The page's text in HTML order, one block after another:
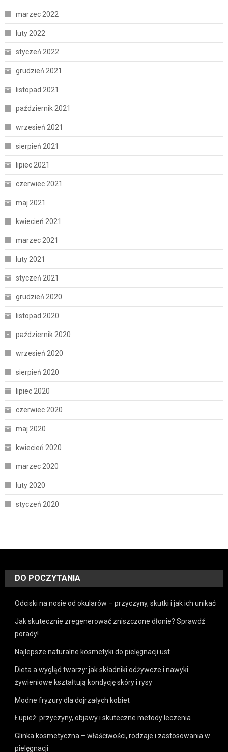
marzec 2022
luty 2022
styczeń 2022
grudzień 2021
listopad 2021
październik 2021
wrzesień 2021
sierpień 2021
lipiec 2021
czerwiec 2021
maj 2021
kwiecień 2021
marzec 2021
luty 2021
styczeń 2021
grudzień 2020
listopad 2020
październik 2020
wrzesień 2020
sierpień 2020
lipiec 2020
czerwiec 2020
maj 2020
kwiecień 2020
marzec 2020
luty 2020
styczeń 2020
DO POCZYTANIA
Odciski na nosie od okularów – przyczyny, skutki i jak ich unikać
Jak skutecznie zregenerować zniszczone dłonie? Sprawdź
porady!
Najlepsze naturalne kosmetyki do pielęgnacji ust
Dieta a wygląd twarzy: jak składniki odżywcze i nawyki
żywieniowe kształtują kondycję skóry i rysy
Modne fryzury dla dojrzałych kobiet
Łupież: przyczyny, objawy i skuteczne metody leczenia
Glinka kosmetyczna – właściwości, rodzaje i zastosowania w
pielęgnacji